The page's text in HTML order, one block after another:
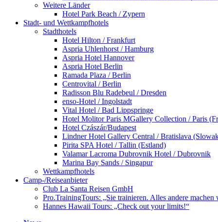
Weitere Länder
Hotel Park Beach / Zypern
Stadt- und Wettkampfhotels
Stadthotels
Hotel Hilton / Frankfurt
Aspria Uhlenhorst / Hamburg
Aspria Hotel Hannover
Aspria Hotel Berlin
Ramada Plaza / Berlin
Centrovital / Berlin
Radisson Blu Radebeul / Dresden
enso-Hotel / Ingolstadt
Vital Hotel / Bad Lippspringe
Hotel Molitor Paris MGallery Collection / Paris
Hotel Czászár/Budapest
Lindner Hotel Gallery Central / Bratislava
Pirita SPA Hotel / Tallin (Estland)
Valamar Lacroma Dubrovnik Hotel / Dubrovnik
Marina Bay Sands / Singapur
Wettkampfhotels
Camp-/Reiseanbieter
Club La Santa Reisen GmbH
Pro.TrainingTours: „Sie trainieren. Alles andere machen
Hannes Hawaii Tours: „Check out your limits!“